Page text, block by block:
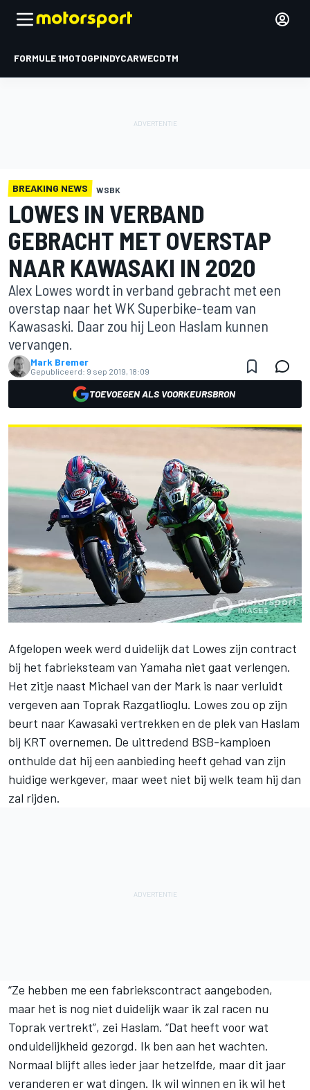
FORMULE 1MOTOGPINDYCARWECDTM
BREAKING NEWS WSBK
LOWES IN VERBAND
GEBRACHT MET OVERSTAP
NAAR KAWASAKI IN 2020
Alex Lowes wordt in verband gebracht met een
overstap naar het WK Superbike-team van
Kawasaski. Daar zou hij Leon Haslam kunnen
vervangen.
Mark Bremer
Gepubliceerd: 9 sep 2019, 18:09
TOEVOEGEN ALS VOORKEURSBRON
Afgelopen week werd duidelijk dat Lowes zijn contract
bij het fabrieksteam van Yamaha niet gaat verlengen.
Het zitje naast Michael van der Mark is naar verluidt
vergeven aan Toprak Razgatlioglu. Lowes zou op zijn
beurt naar Kawasaki vertrekken en de plek van Haslam
bij KRT overnemen. De uittredend BSB-kampioen
onthulde dat hij een aanbieding heeft gehad van zijn
huidige werkgever, maar weet niet bij welk team hij dan
zal rijden.
“Ze hebben me een fabriekscontract aangeboden,
maar het is nog niet duidelijk waar ik zal racen nu
Toprak vertrekt”, zei Haslam. “Dat heeft voor wat
onduidelijkheid gezorgd. Ik ben aan het wachten.
Normaal blijft alles ieder jaar hetzelfde, maar dit jaar
veranderen er wat dingen. Ik wil winnen en ik wil het